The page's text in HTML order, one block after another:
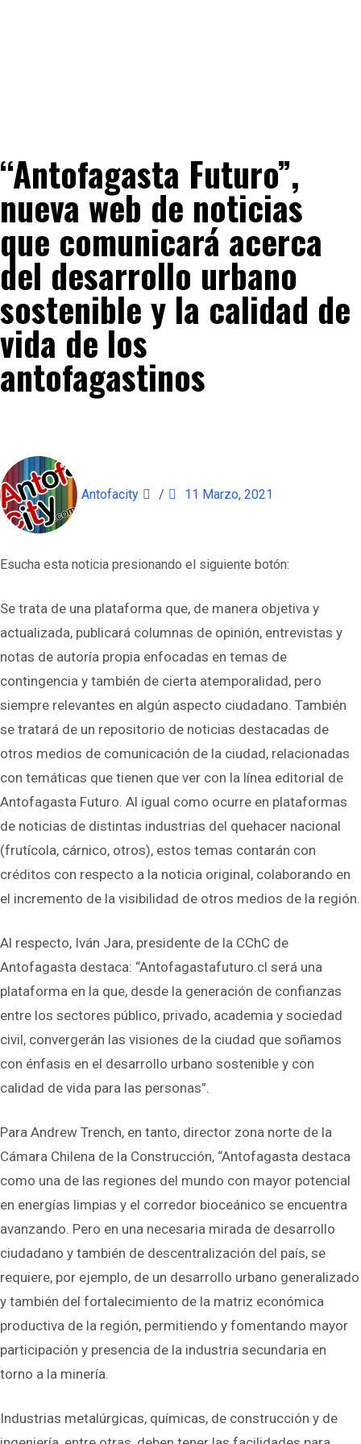
“Antofagasta Futuro”,
nueva web de noticias
que comunicará acerca
del desarrollo urbano
sostenible y la calidad de
vida de los
antofagastinos
Antofacity / 11 Marzo, 2021
Esucha esta noticia presionando el siguiente botón:
Se trata de una plataforma que, de manera objetiva y
actualizada, publicará columnas de opinión, entrevistas y
notas de autoría propia enfocadas en temas de
contingencia y también de cierta atemporalidad, pero
siempre relevantes en algún aspecto ciudadano. También
se tratará de un repositorio de noticias destacadas de
otros medios de comunicación de la ciudad, relacionadas
con temáticas que tienen que ver con la línea editorial de
Antofagasta Futuro. Al igual como ocurre en plataformas
de noticias de distintas industrias del quehacer nacional
(frutícola, cárnico, otros), estos temas contarán con
créditos con respecto a la noticia original, colaborando en
el incremento de la visibilidad de otros medios de la región.
Al respecto, Iván Jara, presidente de la CChC de
Antofagasta destaca: “Antofagastafuturo.cl será una
plataforma en la que, desde la generación de confianzas
entre los sectores público, privado, academia y sociedad
civil, convergerán las visiones de la ciudad que soñamos
con énfasis en el desarrollo urbano sostenible y con
calidad de vida para las personas”.
Para Andrew Trench, en tanto, director zona norte de la
Cámara Chilena de la Construcción, “Antofagasta destaca
como una de las regiones del mundo con mayor potencial
en energías limpias y el corredor bioceánico se encuentra
avanzando. Pero en una necesaria mirada de desarrollo
ciudadano y también de descentralización del país, se
requiere, por ejemplo, de un desarrollo urbano generalizado
y también del fortalecimiento de la matriz económica
productiva de la región, permitiendo y fomentando mayor
participación y presencia de la industria secundaria en
torno a la minería.
Industrias metalúrgicas, químicas, de construcción y de